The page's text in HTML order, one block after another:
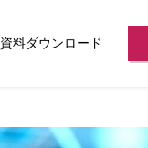
資料ダウンロード